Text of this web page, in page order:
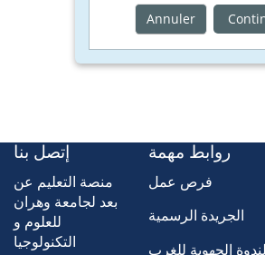
Annuler
إتصل بنا
منصة التعليم عن
بعد لجامعة وهران
للعلوم و
التكنولوجيا
روابط مهمة
فرص عمل
الجريدة الرسمية
الجهوية للغرب